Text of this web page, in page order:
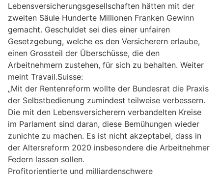
Lebensversicherungsgesellschaften hätten mit der
zweiten Säule Hunderte Millionen Franken Gewinn
gemacht. Geschuldet sei dies einer unfairen
Gesetzgebung, welche es den Versicherern erlaube,
einen Grossteil der Überschüsse, die den
Arbeitnehmern zustehen, für sich zu behalten. Weiter
meint Travail.Suisse:
„Mit der Rentenreform wollte der Bundesrat die Praxis
der Selbstbedienung zumindest teilweise verbessern.
Die mit den Lebensversicherern verbandelten Kreise
im Parlament sind daran, diese Bemühungen wieder
zunichte zu machen. Es ist nicht akzeptabel, dass in
der Altersreform 2020 insbesondere die Arbeitnehmer
Federn lassen sollen.
Profitorientierte und milliardenschwere